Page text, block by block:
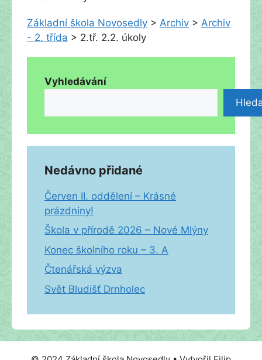
Základní škola Novosedly > Archiv > Archiv
- 2. třída > 2.tř. 2.2. úkoly
Vyhledávání
Nedávno přidané
Červen II. oddělení – Krásné
prázdniny!
Škola v přírodě 2026 – Nové Mlýny
Konec školního roku – 3. A
Čtenářská výzva
Svět Bludišť Drnholec